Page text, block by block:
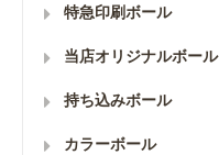
特急印刷ボール
当店オリジナルボール
持ち込みボール
カラーボール